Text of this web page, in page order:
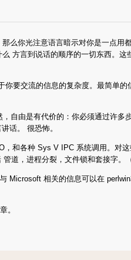
你光注意语言暗示对你是一点
方言到说话的顺序的一切东西。
要交流的信息的复杂度。最简单
自由是有代价的：你必须通过许
话。 很恐怖。
和各种 Sys V IPC 系统调用。对
，进程分裂，文件锁和套接字。
相关的信息可以在
。